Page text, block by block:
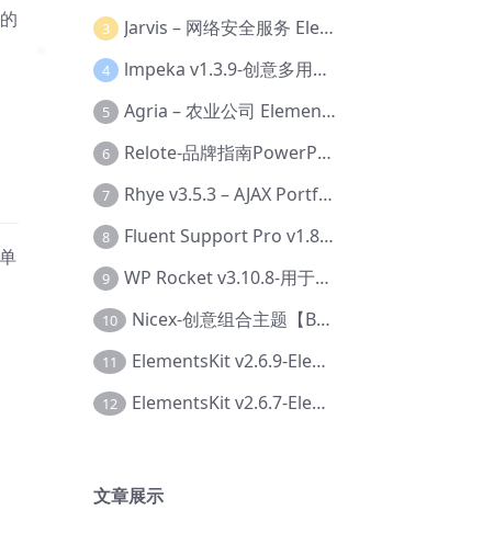
3 Jarvis – 网络安全服务 Elementor 模板套件【Aa-0035】
4 lmpeka v1.3.9-创意多用途 WordPress 主题【Be-0064】
5 Agria – 农业公司 Elementor Pro 模板套件【Aa-0003】
6 Relote-品牌指南PowerPoint模板【Dc-0076】
7 Rhye v3.5.3 – AJAX Portfolio WordPress 主题【Bi-0049】
8 Fluent Support Pro v1.8.1 – WordPress 支持票务系统【Cc-0041】
9 WP Rocket v3.10.8-用于wordpress速度优化的缓存加速插件【Cd-0019】
10 Nicex-创意组合主题【Be-0092】
11 ElementsKit v2.6.9-Elementor插件【Ab-0161】
12 ElementsKit v2.6.7-Elementor插件【Ab-0162】
文章展示